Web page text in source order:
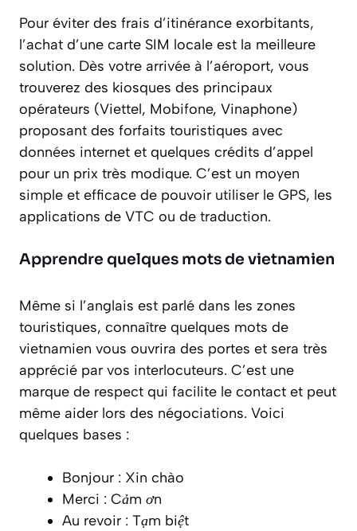
Pour éviter des frais d’itinérance exorbitants,
l’achat d’une carte SIM locale est la meilleure
solution. Dès votre arrivée à l’aéroport, vous
trouverez des kiosques des principaux
opérateurs (Viettel, Mobifone, Vinaphone)
proposant des forfaits touristiques avec
données internet et quelques crédits d’appel
pour un prix très modique. C’est un moyen
simple et efficace de pouvoir utiliser le GPS, les
applications de VTC ou de traduction.
Apprendre quelques mots de vietnamien
Même si l’anglais est parlé dans les zones
touristiques, connaître quelques mots de
vietnamien vous ouvrira des portes et sera très
apprécié par vos interlocuteurs. C’est une
marque de respect qui facilite le contact et peut
même aider lors des négociations. Voici
quelques bases :
Bonjour : Xin chào
Merci : Cảm ơn
Au revoir : Tạm biệt